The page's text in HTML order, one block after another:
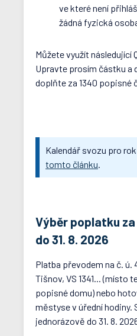
ve které není
žádná fyzická
Můžete využít následující
Upravte prosím částku a
doplňte za 1340 popisné
Kalendář svozu pro
tomto článku.
Výběr poplatku za
do 31. 8. 2026
Platba převodem na č. ú.
Tišnov, VS 1341... (místo
popisné domu) nebo
městyse v úřední
jednorázově do 31. 8.